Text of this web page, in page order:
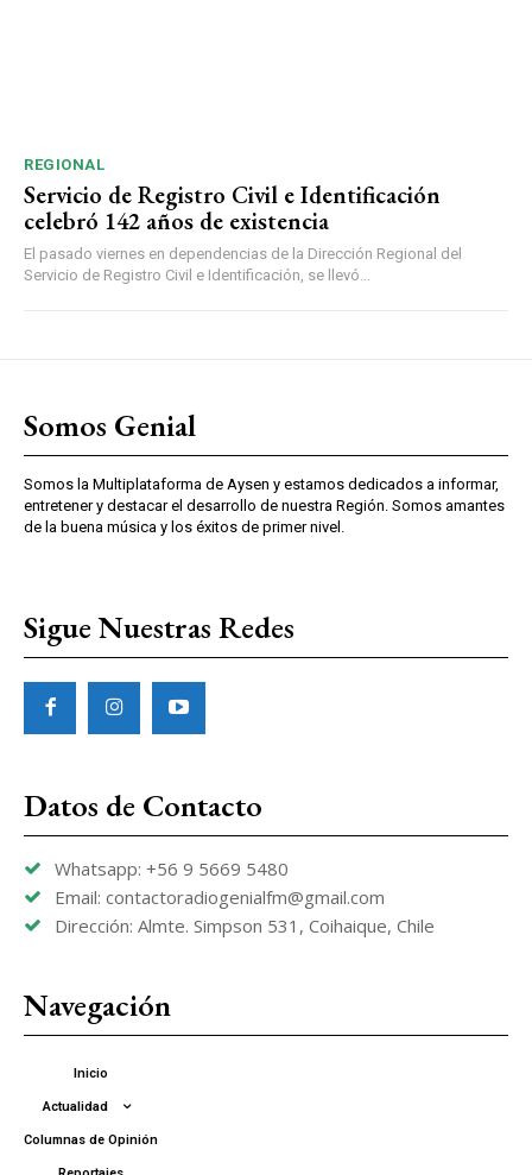
REGIONAL
Servicio de Registro Civil e Identificación
celebró 142 años de existencia
El pasado viernes en dependencias de la Dirección Regional del
Servicio de Registro Civil e Identificación, se llevó...
Somos Genial
Somos la Multiplataforma de Aysen y estamos dedicados a informar,
entretener y destacar el desarrollo de nuestra Región. Somos amantes
de la buena música y los éxitos de primer nivel.
Sigue Nuestras Redes
Datos de Contacto
Whatsapp: +56 9 5669 5480
Email: contactoradiogenialfm@gmail.com
Dirección: Almte. Simpson 531, Coihaique, Chile
Navegación
Inicio
Actualidad
Columnas de Opinión